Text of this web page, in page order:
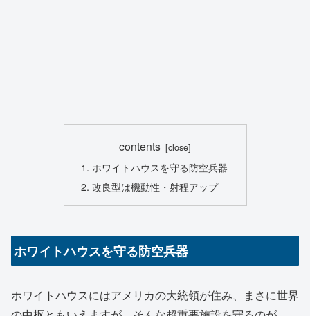
contents
ホワイトハウスを守る防空兵器
改良型は機動性・射程アップ
ホワイトハウスを守る防空兵器
ホワイトハウスにはアメリカの大統領が住み、まさに世界